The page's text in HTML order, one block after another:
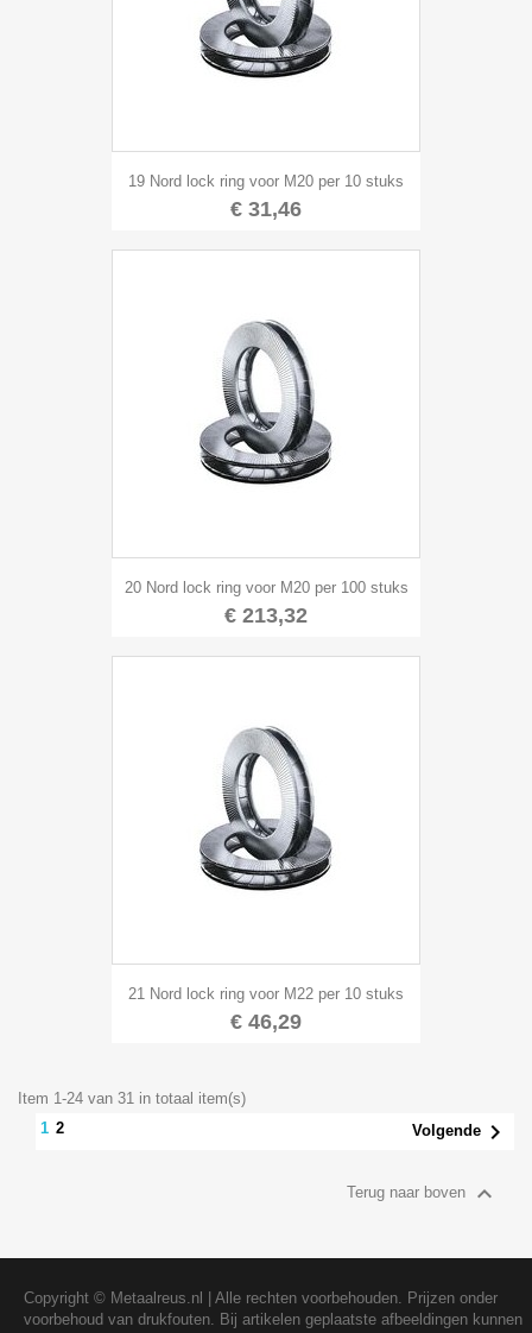
19 Nord lock ring voor M20 per 10 stuks
€ 31,46
20 Nord lock ring voor M20 per 100 stuks
€ 213,32
21 Nord lock ring voor M22 per 10 stuks
€ 46,29
Item 1-24 van 31 in totaal item(s)
12 Volgende 
Terug naar boven 
Copyright © Metaalreus.nl
| Alle rechten voorbehouden. Prijzen onder
voorbehoud van drukfouten. Bij artikelen geplaatste afbeeldingen kunnen